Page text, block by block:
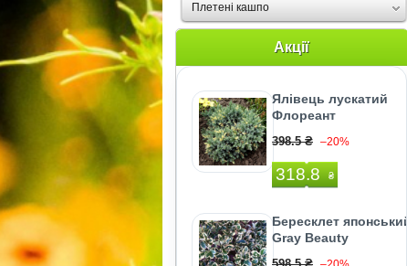
Плетені кашпо
Акції
Ялівець лускатий
Флореант
398.5 ₴ –20%
318.8 ₴
Бересклет японський
Gray Beauty